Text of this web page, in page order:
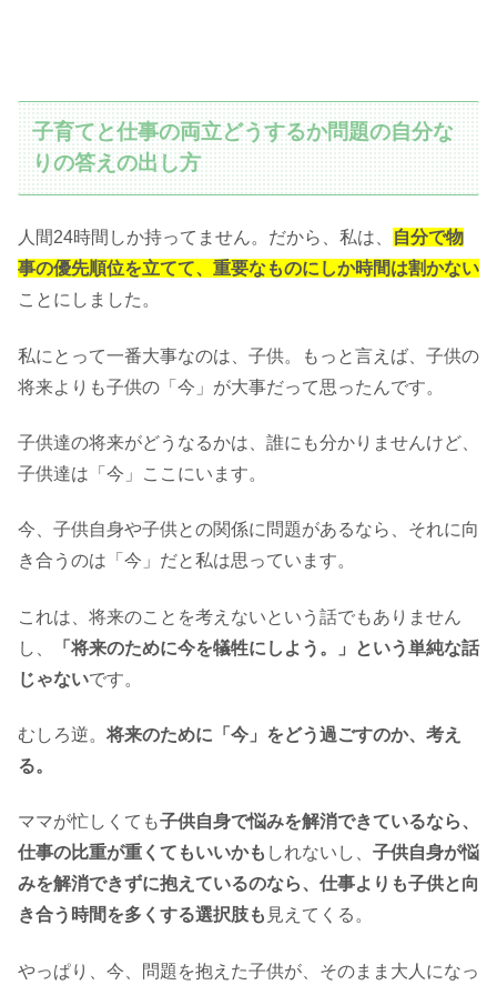
子育てと仕事の両立どうするか問題の自分な
りの答えの出し方
人間24時間しか持ってません。だから、私は、
自分で物
事の優先順位を立てて、重要なものにしか時間は割かない
ことにしました。
私にとって一番大事なのは、子供。もっと言えば、子供の
将来よりも子供の「今」が大事だって思ったんです。
子供達の将来がどうなるかは、誰にも分かりませんけど、
子供達は「今」ここにいます。
今、子供自身や子供との関係に問題があるなら、それに向
き合うのは「今」だと私は思っています。
これは、将来のことを考えないという話でもありません
し、
「将来のために今を犠牲にしよう。」という単純な話
じゃないです。
むしろ逆。将来のために「今」をどう過ごすのか、考え
る。
ママが忙しくても子供自身で悩みを解消できているなら、
仕事の比重が重くてもいいかも しれないし、 子供自身が悩
みを解消できずに抱えているのなら、仕事よりも子供と向
き合う時間を多くする選択肢も 見えてくる。
やっぱり、今、問題を抱えた子供が、そのまま大人になっ